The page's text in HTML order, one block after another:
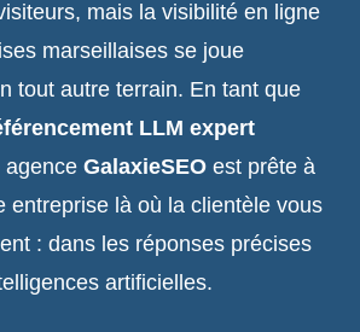
mais la visibilité en ligne
marseillaises se joue
tout autre terrain. En tant que
LLM expert
agenceGalaxieSEOest prête à
entreprise là où la clientèle vous
: dans les réponses précises
artificielles.